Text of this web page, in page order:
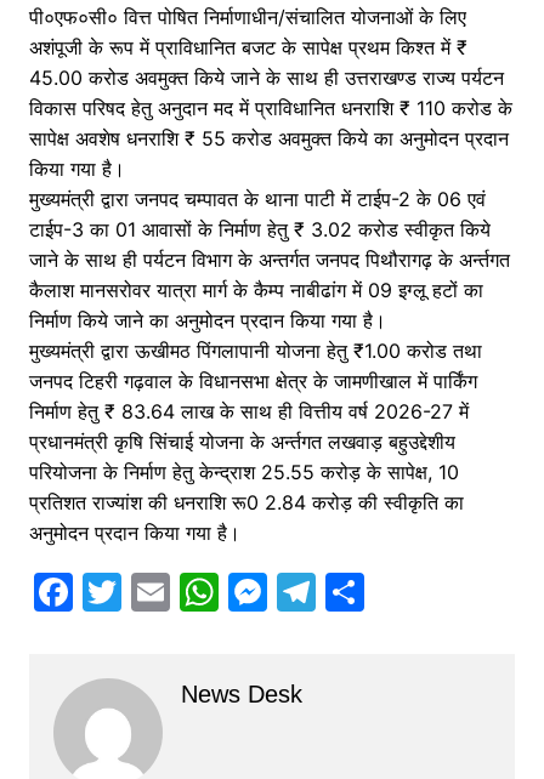
पी०एफ०सी० वित्त पोषित निर्माणाधीन/संचालित योजनाओं के लिए
अशंपूजी के रूप में प्राविधानित बजट के सापेक्ष प्रथम किश्त में ₹
45.00 करोड अवमुक्त किये जाने के साथ ही उत्तराखण्ड राज्य पर्यटन
विकास परिषद हेतु अनुदान मद में प्राविधानित धनराशि ₹ 110 करोड के
सापेक्ष अवशेष धनराशि ₹ 55 करोड अवमुक्त किये का अनुमोदन प्रदान
किया गया है।
मुख्यमंत्री द्वारा जनपद चम्पावत के थाना पाटी में टाईप-2 के 06 एवं
टाईप-3 का 01 आवासों के निर्माण हेतु ₹ 3.02 करोड स्वीकृत किये
जाने के साथ ही पर्यटन विभाग के अन्तर्गत जनपद पिथौरागढ़ के अर्न्तगत
कैलाश मानसरोवर यात्रा मार्ग के कैम्प नाबीढांग में 09 इग्लू हटों का
निर्माण किये जाने का अनुमोदन प्रदान किया गया है।
मुख्यमंत्री द्वारा ऊखीमठ पिंगलापानी योजना हेतु ₹1.00 करोड तथा
जनपद टिहरी गढ़वाल के विधानसभा क्षेत्र के जामणीखाल में पार्किंग
निर्माण हेतु ₹ 83.64 लाख के साथ ही वित्तीय वर्ष 2026-27 में
प्रधानमंत्री कृषि सिंचाई योजना के अर्न्तगत लखवाड़ बहुउद्देशीय
परियोजना के निर्माण हेतु केन्द्राश 25.55 करोड़ के सापेक्ष, 10
प्रतिशत राज्यांश की धनराशि रू0 2.84 करोड़ की स्वीकृति का
अनुमोदन प्रदान किया गया है।
F
c
e
b
T
itt
er
E W
s
M
s
T S
News Desk